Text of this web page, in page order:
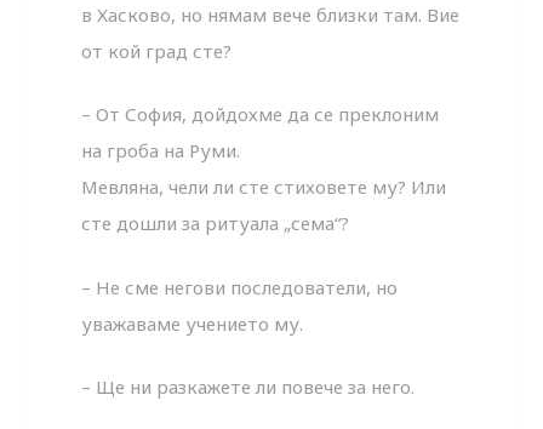
в Хасково, но нямам вече близки там. Вие
от кой град сте?
– От София, дойдохме да се преклоним
на гроба на Руми.
Мевляна, чели ли сте стиховете му? Или
сте дошли за ритуала „сема“?
– Не сме негови последователи, но
уважаваме учението му.
– Ще ни разкажете ли повече за него.